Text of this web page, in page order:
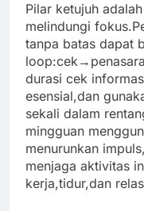
Pilar ketujuh
melindungi
tanpa batas dapat
durasi cek
esensial,dan
sekali dalam
mingguan
menurunkan
menjaga aktivitas
kerja,tidur,dan